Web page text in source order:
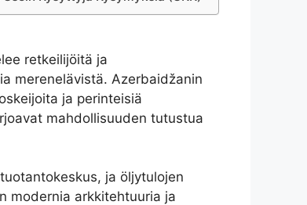
retkeilijöitä ja
merenelävistä. Azerbaidžanin
ja perinteisiä
mahdollisuuden tutustua
ja öljytulojen
modernia arkkitehtuuria ja